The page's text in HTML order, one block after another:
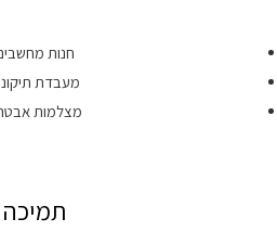
חנות
מעבדת
מצלמות
תמיכה